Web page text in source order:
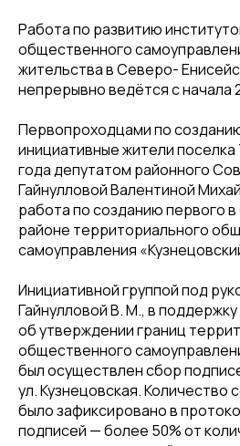
Работа по развитию
общественного
жительства в Северо-
непрерывно ведётся с начала
Первопроходцами по
инициативные жители поселка
года депутатом районного
Гайнулловой Валентиной
работа по созданию первого
районе территориального
самоуправления
Инициативной группой под
Гайнулловой В. М., в
об утверждении границ
общественного
был осуществлен сбор
ул. Кузнецовская. Количество
было зафиксировано в
подписей — более 50% от